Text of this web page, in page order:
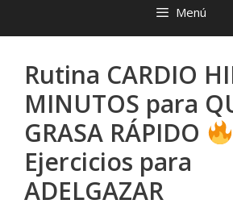
Menú
Rutina CARDIO
MINUTOS para
GRASA RÁPIDO
Ejercicios para
ADELGAZAR